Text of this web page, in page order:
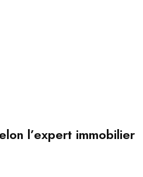
l’expert immobilier